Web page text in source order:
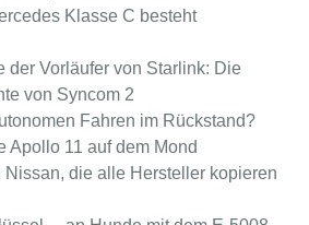
Klasse C besteht
der Vorläufer von Starlink: Die
von Syncom 2
Fahren im Rückstand?
Apollo 11 auf dem Mond
Nissan, die alle Hersteller kopieren